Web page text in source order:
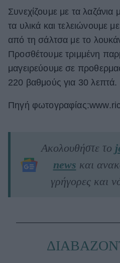
Συνεχίζουμε με τα λαζάνια
τα υλικά και τελειώνουμε
από τη σάλτσα με το
Προσθέτουμε τριμμένη
μαγειρεύουμε σε
220 βαθμούς για 30 λεπτά.
Πηγή
Ακολουθήστε το
news και
γρήγορες και